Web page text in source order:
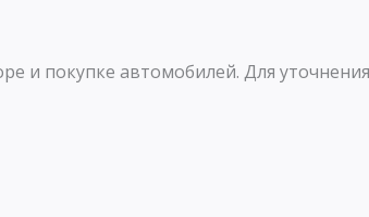
и покупке автомобилей. Для